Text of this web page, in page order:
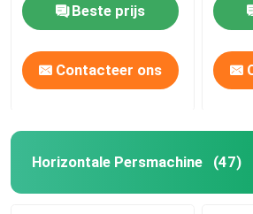
Beste prijs
Contacteer ons
Horizontale Persmachine (47)